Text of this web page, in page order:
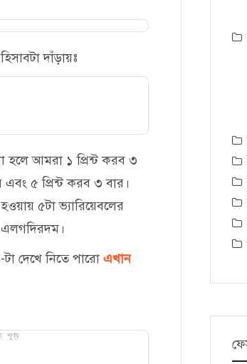
দাঁড়ায়ঃ
হলে আমরা ১ প্রিন্ট করব ৩
এবং ৫ প্রিন্ট করব ৩ বার।
৫টা ভ্যারিয়েবলের
এলগদিরদম।
দেখে নিতে পারো এখান
শূণ্য